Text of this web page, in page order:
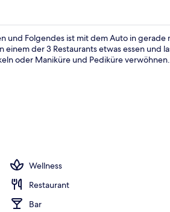
und Folgendes ist mit dem Auto in gerade
der 3 Restaurants etwas essen und
oder Maniküre und Pediküre
Wellness
Restaurant
Bar